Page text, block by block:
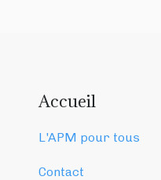
Accueil
L'APM pour tous
Contact